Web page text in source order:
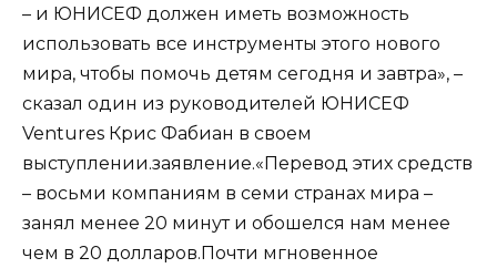
– и ЮНИСЕФ должен иметь возможность
использовать все инструменты этого нового
мира, чтобы помочь детям сегодня и завтра», –
сказал один из руководителей ЮНИСЕФ
Ventures Крис Фабиан в своем
выступлении.заявление.«Перевод этих средств
– восьми компаниям в семи странах мира –
занял менее 20 минут и обошелся нам менее
чем в 20 долларов.Почти мгновенное